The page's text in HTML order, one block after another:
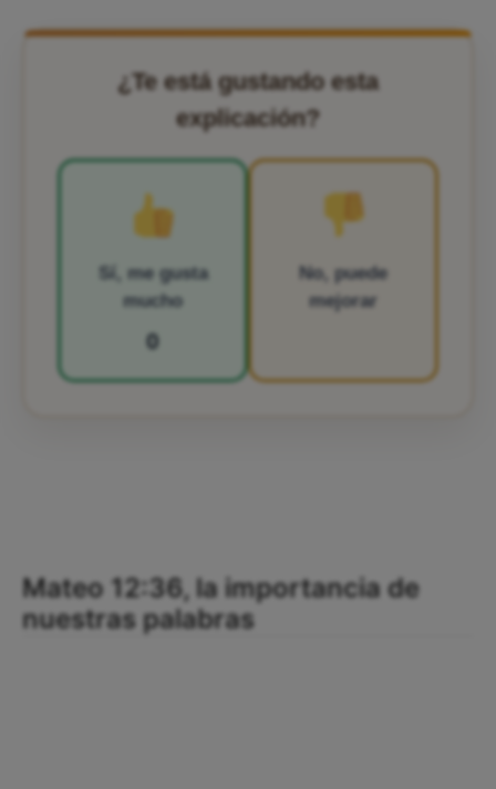
¿Te está gustando esta
explicación?
Sí, me gusta
mucho
0
No, puede
mejorar
Mateo 12:36, la importancia de
nuestras palabras